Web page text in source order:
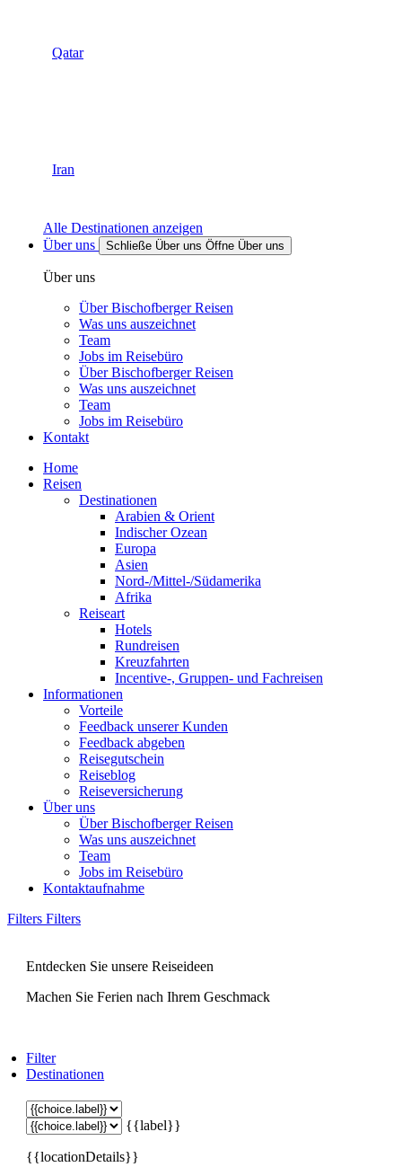
Qatar
Iran
Alle Destinationen anzeigen
Über uns
Schließe Über uns Öffne Über uns
Über uns
Über Bischofberger Reisen
Was uns auszeichnet
Team
Jobs im Reisebüro
Über Bischofberger Reisen
Was uns auszeichnet
Team
Jobs im Reisebüro
Kontakt
Home
Reisen
Destinationen
Arabien & Orient
Indischer Ozean
Europa
Asien
Nord-/Mittel-/Südamerika
Afrika
Reiseart
Hotels
Rundreisen
Kreuzfahrten
Incentive-, Gruppen- und Fachreisen
Informationen
Vorteile
Feedback unserer Kunden
Feedback abgeben
Reisegutschein
Reiseblog
Reiseversicherung
Über uns
Über Bischofberger Reisen
Was uns auszeichnet
Team
Jobs im Reisebüro
Kontaktaufnahme
Filters Filters
Entdecken Sie unsere Reiseideen
Machen Sie Ferien nach Ihrem Geschmack
Filter
Destinationen
{{label}}
{{locationDetails}}